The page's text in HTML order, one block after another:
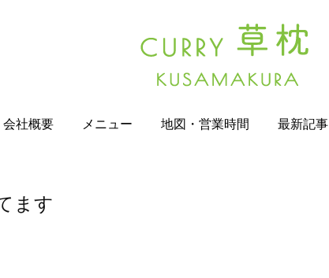
会社概要 メニュー 地図・営業時間 最新記事
ます